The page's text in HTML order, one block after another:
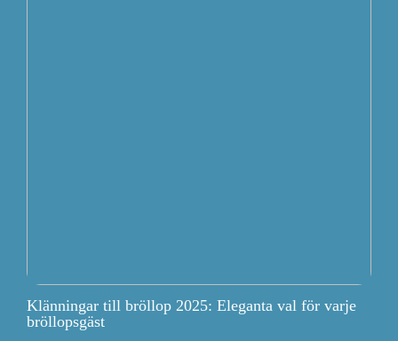
Klänningar till bröllop 2025: Eleganta val för varje
bröllopsgäst